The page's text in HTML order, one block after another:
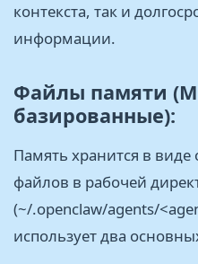
контекста, так и
информации.
Файлы памяти
базированные):
Память хранится в
файлов в рабочей
(~/.openclaw/agents/
использует два